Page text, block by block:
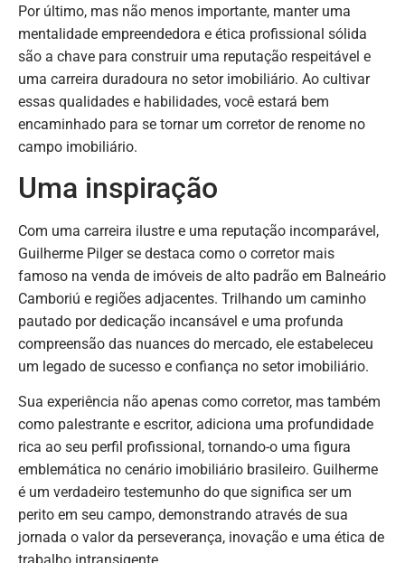
Por último, mas não menos importante, manter uma
mentalidade empreendedora e ética profissional sólida
são a chave para construir uma reputação respeitável e
uma carreira duradoura no setor imobiliário. Ao cultivar
essas qualidades e habilidades, você estará bem
encaminhado para se tornar um corretor de renome no
campo imobiliário.
Uma inspiração
Com uma carreira ilustre e uma reputação incomparável,
Guilherme Pilger se destaca como o corretor mais
famoso na venda de imóveis de alto padrão em Balneário
Camboriú e regiões adjacentes. Trilhando um caminho
pautado por dedicação incansável e uma profunda
compreensão das nuances do mercado, ele estabeleceu
um legado de sucesso e confiança no setor imobiliário.
Sua experiência não apenas como corretor, mas também
como palestrante e escritor, adiciona uma profundidade
rica ao seu perfil profissional, tornando-o uma figura
emblemática no cenário imobiliário brasileiro. Guilherme
é um verdadeiro testemunho do que significa ser um
perito em seu campo, demonstrando através de sua
jornada o valor da perseverança, inovação e uma ética de